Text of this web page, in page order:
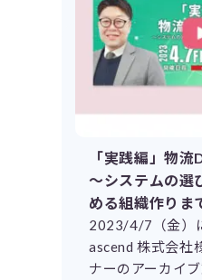
「実践編」物
～システムの選
める組織作りま
2023/4/7（金）
ascend 株式会社
ナーのアーカイ